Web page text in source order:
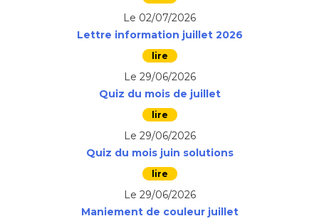
Le 02/07/2026
Lettre information juillet 2026
Le 29/06/2026
Quiz du mois de juillet
Le 29/06/2026
Quiz du mois juin solutions
Le 29/06/2026
Maniement de couleur juillet